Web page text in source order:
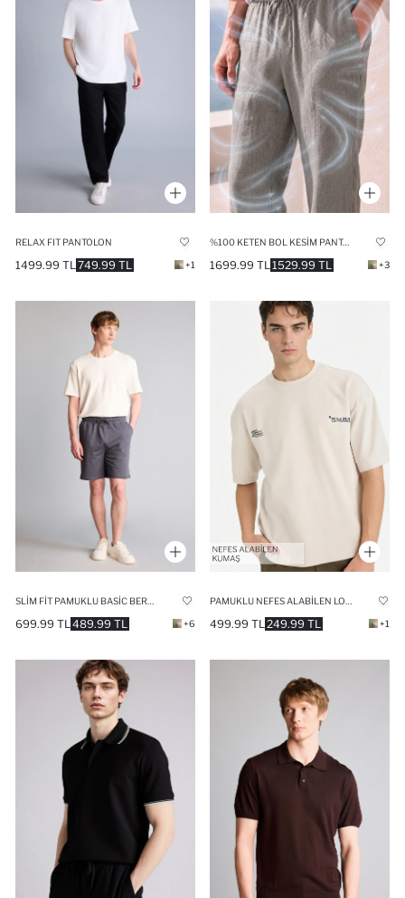
RELAX FIT PANTOLON
749.99 TL
1499.99 TL +1
%100 KETEN BOL KESIM PANTOLON
1529.99 TL
1699.99 TL +3
489.99 TL
699.99 TL +6 249.99 TL
499.99 TL +1